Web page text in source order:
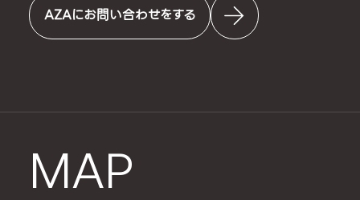
AZAにお問い合わせをする
MAP